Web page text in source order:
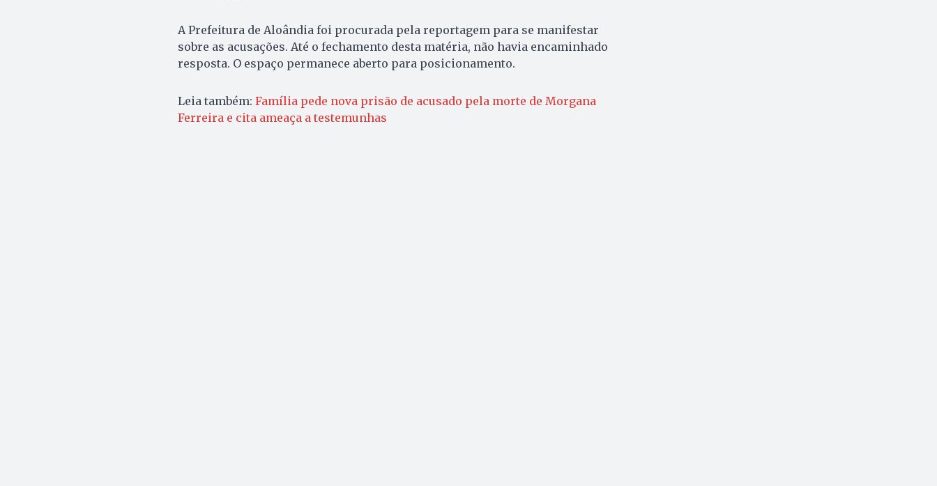
A Prefeitura de Aloândia foi procurada pela reportagem para se manifestar
sobre as acusações. Até o fechamento desta matéria, não havia encaminhado
resposta. O espaço permanece aberto para posicionamento.
Leia também: Família pede nova prisão de acusado pela morte de Morgana
Ferreira e cita ameaça a testemunhas